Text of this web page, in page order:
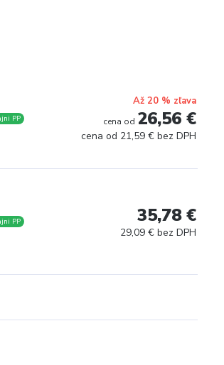
PP
Až 20 % zľava
cena od 26,56 €
cena od 21,59 € bez DPH
PP 35,78 €
29,09 € bez DPH